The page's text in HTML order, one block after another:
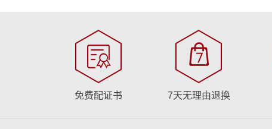
免费配证书 7天无理由退换